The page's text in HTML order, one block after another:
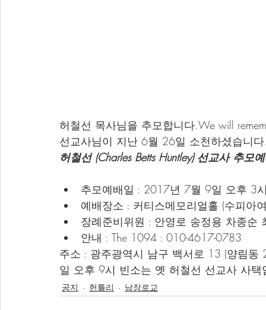
허철선 목사님을 추모합니다.We will
선교사님이 지난 6월 26일 소천하셨습니
허철선 (Charles Betts Huntley) 선교사 추모
추모예배일 : 2017년 7월 9일 오후 3
예배장소 : 커티스메모리얼홀 (수피아
장례준비위원 : 안영로 송정용 차종순
안내 : The 1094 : 010-4617-0783
주소 : 광주광역시 남구 백서로 13 (양림
일 오후 9시 빈소는 옛 허철선 선교사 사택
공지 헌틀리 남장로교